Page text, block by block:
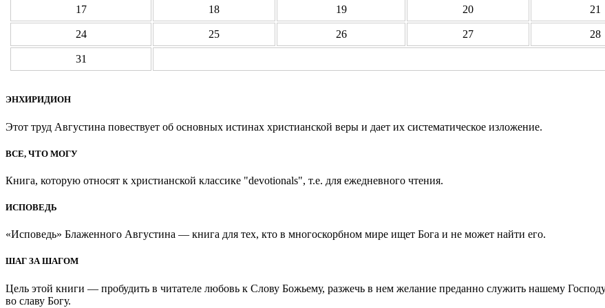
17 18 19 20 21
24 25 26 27 28
31
ЭНХИРИДИОН
Этот труд Августина повествует об основных истинах христианской веры и дает их систематическое изложение.
ВСЕ, ЧТО МОГУ
Книга, которую относят к христианской классике "devotionals", т.е. для ежедневного чтения.
ИСПОВЕДЬ
«Исповедь» Блаженного Августина — книга для тех, кто в многоскорбном мире ищет Бога и не может найти его.
ШАГ ЗА ШАГОМ
Цель этой книги — пробудить в читателе любовь к Слову Божьему, разжечь в нем желание преданно служить нашему
во славу Богу.